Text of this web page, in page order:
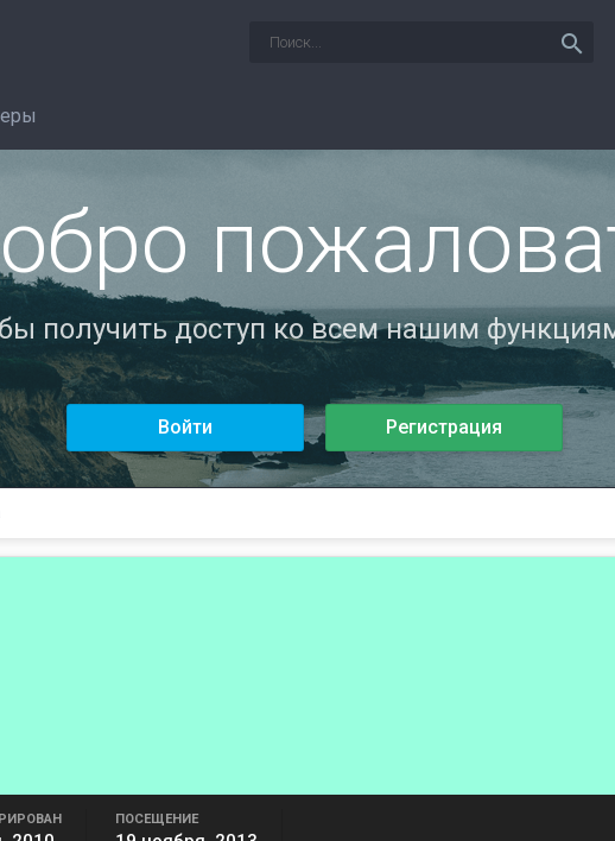
search
получить доступ ко всем нашим
Войти Регистрация
ПОСЕЩЕНИЕ